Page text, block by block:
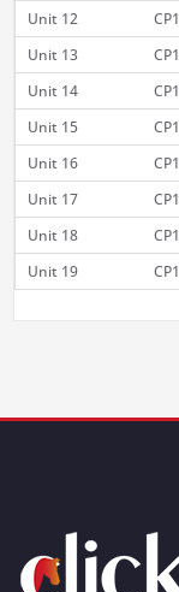
Unit 12
Unit 13
Unit 14
Unit 15
Unit 16
Unit 17
Unit 18
Unit 19